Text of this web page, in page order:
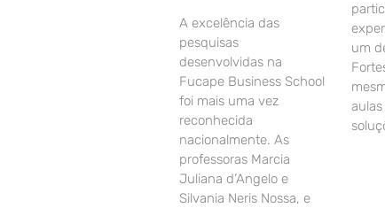
A excelência das
pesquisas
desenvolvidas na
Fucape Business School
foi mais uma vez
reconhecida
nacionalmente. As
professoras Marcia
Juliana d’Angelo e
Silvania Neris Nossa, e
um